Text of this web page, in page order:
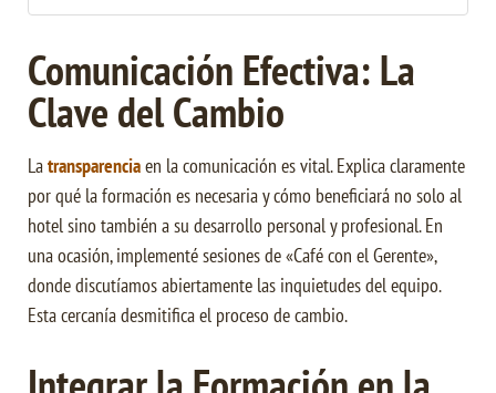
Comunicación Efectiva: La
Clave del Cambio
Latransparenciaen la comunicación es vital. Explica claramente
por qué la formación es necesaria y cómo beneficiará no solo al
hotel sino también a su desarrollo personal y profesional. En
una ocasión, implementé sesiones de «Café con el Gerente»,
donde discutíamos abiertamente las inquietudes del equipo.
Esta cercanía desmitifica el proceso de cambio.